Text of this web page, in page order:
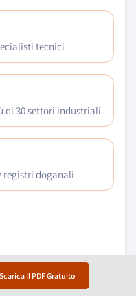
Scarica Il PDF Gratuito
tecnici
di 30 settori industriali
registri doganali